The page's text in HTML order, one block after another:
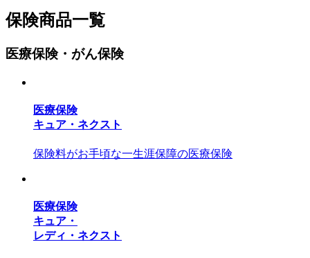
保険商品一覧
医療保険・がん保険
医療保険
キュア・ネクスト
保険料がお手頃な一生涯保障の医療保険
医療保険
キュア・
レディ・ネクスト